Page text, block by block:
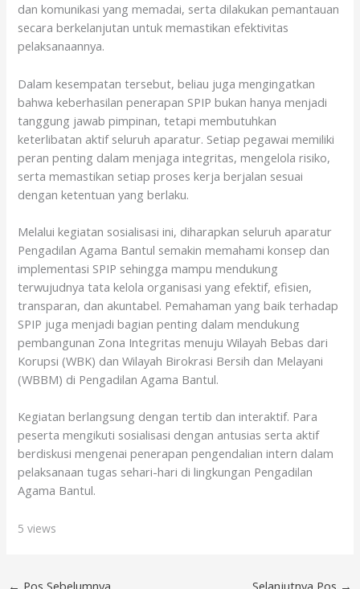
dan komunikasi yang memadai, serta dilakukan pemantauan
secara berkelanjutan untuk memastikan efektivitas
pelaksanaannya.
Dalam kesempatan tersebut, beliau juga mengingatkan
bahwa keberhasilan penerapan SPIP bukan hanya menjadi
tanggung jawab pimpinan, tetapi membutuhkan
keterlibatan aktif seluruh aparatur. Setiap pegawai memiliki
peran penting dalam menjaga integritas, mengelola risiko,
serta memastikan setiap proses kerja berjalan sesuai
dengan ketentuan yang berlaku.
Melalui kegiatan sosialisasi ini, diharapkan seluruh aparatur
Pengadilan Agama Bantul semakin memahami konsep dan
implementasi SPIP sehingga mampu mendukung
terwujudnya tata kelola organisasi yang efektif, efisien,
transparan, dan akuntabel. Pemahaman yang baik terhadap
SPIP juga menjadi bagian penting dalam mendukung
pembangunan Zona Integritas menuju Wilayah Bebas dari
Korupsi (WBK) dan Wilayah Birokrasi Bersih dan Melayani
(WBBM) di Pengadilan Agama Bantul.
Kegiatan berlangsung dengan tertib dan interaktif. Para
peserta mengikuti sosialisasi dengan antusias serta aktif
berdiskusi mengenai penerapan pengendalian intern dalam
pelaksanaan tugas sehari-hari di lingkungan Pengadilan
Agama Bantul.
5 views